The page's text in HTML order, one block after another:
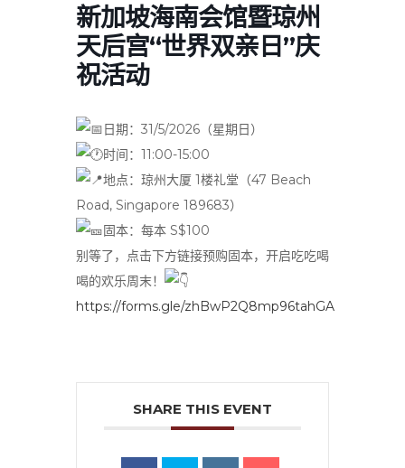
新加坡海南会馆暨琼州
天后宫“世界双亲日”庆
祝活动
日期：31/5/2026（星期日）
时间：11:00-15:00
地点：琼州大厦 1楼礼堂（47 Beach
Road, Singapore 189683）
固本：每本 S$100
别等了，点击下方链接预购固本，开启吃吃喝
喝的欢乐周末！
https://forms.gle/zhBwP2Q8mp96tahGA
SHARE THIS EVENT